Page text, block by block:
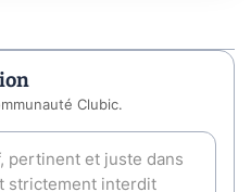
Clubic.